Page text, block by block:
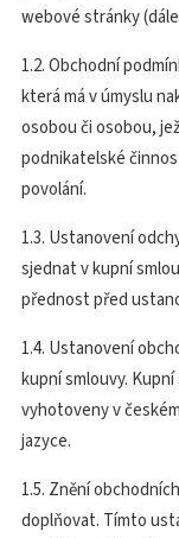
webové stránky
1.2. Obchodní
která má v úmyslu
osobou či osobou,
podnikatelské
povolání.
1.3. Ustanovení
sjednat v kupní
přednost před
1.4. Ustanovení
kupní smlouvy.
vyhotoveny v
jazyce.
1.5. Znění
doplňovat. Tímto